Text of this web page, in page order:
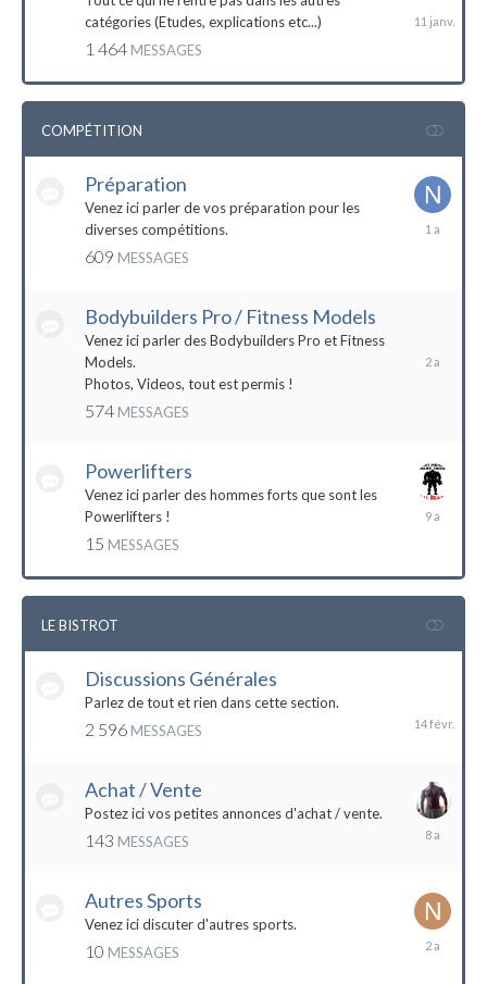
catégories (Etudes, explications etc...)
1 464 MESSAGES
COMPÉTITION
Préparation
Venez ici parler de vos préparation pour les
diverses compétitions.
609 MESSAGES
14
Bodybuilders Pro / Fitness Models
Venez ici parler des Bodybuilders Pro et Fitness
Models.
Photos, Videos, tout est permis !
574 MESSAGES
2021
Powerlifters
Venez ici parler des hommes forts que sont les
Powerlifters !
15 MESSAGES
LE BISTROT
Discussions Générales
Parlez de tout et rien dans cette section.
2 596 MESSAGES
Achat / Vente
Postez ici vos petites annonces d'achat / vente.
143 MESSAGES
Autres Sports
Venez ici discuter d'autres sports.
10 MESSAGES
18